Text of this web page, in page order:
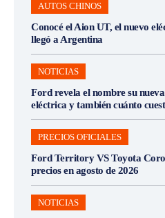
AUTOS CHINOS
Conocé el Aion UT, el nuevo
llegó a Argentina
NOTICIAS
Ford revela el nombre su
eléctrica y también cuánto
PRECIOS OFICIALES
Ford Territory VS Toyota
precios en agosto de 2026
NOTICIAS